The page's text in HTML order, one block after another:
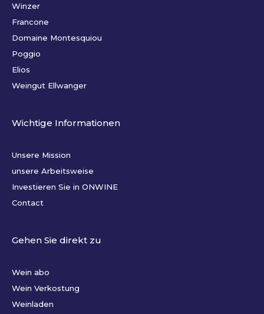
Winzer
Francone
Domaine Montesquiou
Poggio
Elios
Weingut Ellwanger
Wichtige Informationen
Unsere Mission
unsere Arbeitsweise
Investieren Sie in ONWINE
Contact
Gehen Sie direkt zu
Wein abo
Wein Verkostung
Weinladen